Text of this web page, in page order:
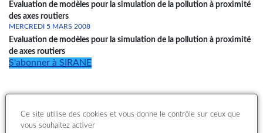
Evaluation de modèles pour la simulation de la pollution à proximité
des axes routiers
MERCREDI 5 MARS 2008
Evaluation de modèles pour la simulation de la pollution à proximité
de axes routiers
S'abonner à SIRANE
Ce site utilise des cookies et vous donne le contrôle sur ceux que
vous souhaitez activer